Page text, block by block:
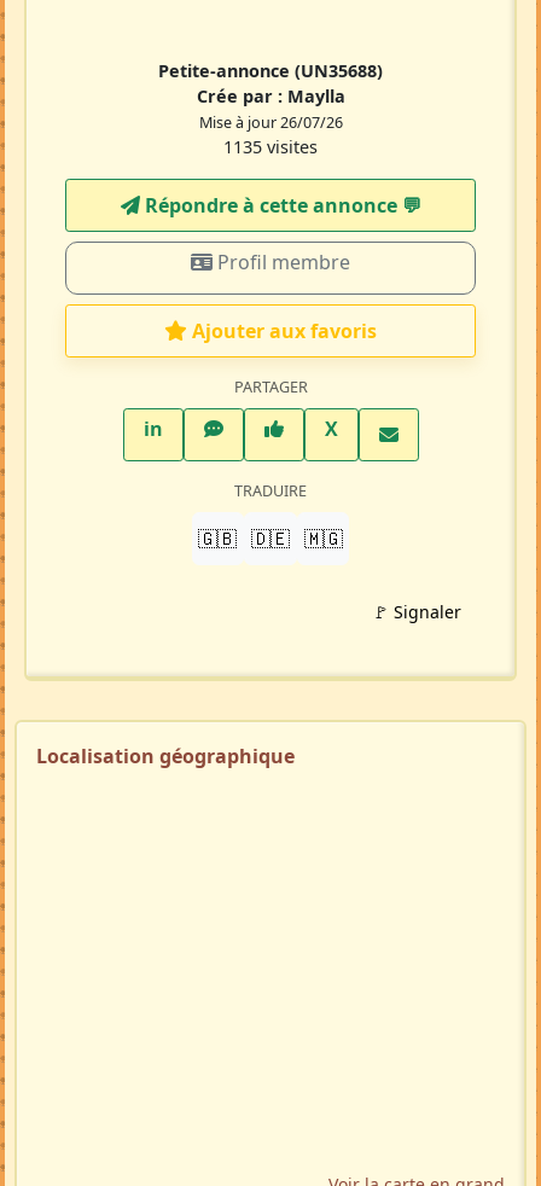
Petite-annonce (UN35688)
Crée par : Maylla
Mise à jour 26/07/26
1135 visites
Répondre à cette annonce 💬​
Profil membre
Ajouter aux favoris
PARTAGER
inLinkedInWhatsAppFacebook
XTwitter X
TRADUIRE
🇬🇧 🇩🇪 🇲🇬
🚩 Signaler
Localisation géographique